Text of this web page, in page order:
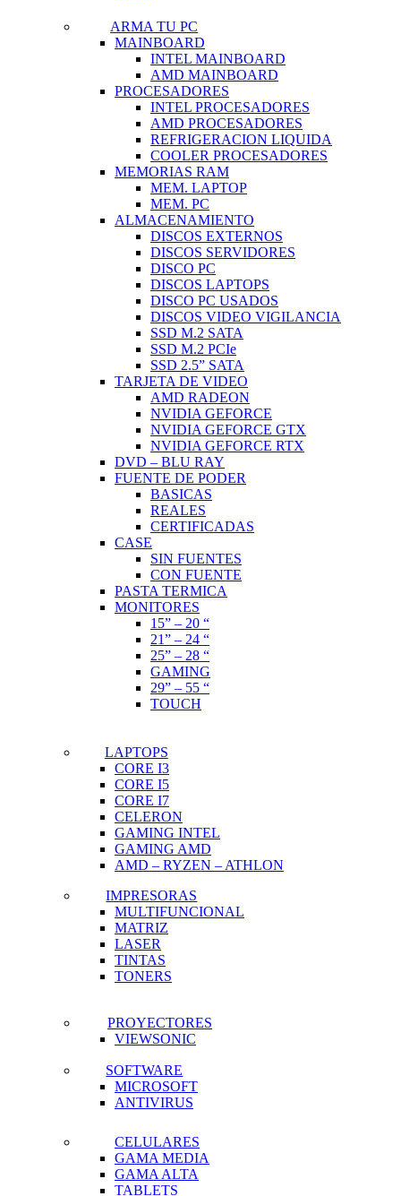
ARMA TU PC
MAINBOARD
INTEL MAINBOARD
AMD MAINBOARD
PROCESADORES
INTEL PROCESADORES
AMD PROCESADORES
REFRIGERACION LIQUIDA
COOLER PROCESADORES
MEMORIAS RAM
MEM. LAPTOP
MEM. PC
ALMACENAMIENTO
DISCOS EXTERNOS
DISCOS SERVIDORES
DISCO PC
DISCOS LAPTOPS
DISCO PC USADOS
DISCOS VIDEO VIGILANCIA
SSD M.2 SATA
SSD M.2 PCIe
SSD 2.5” SATA
TARJETA DE VIDEO
AMD RADEON
NVIDIA GEFORCE
NVIDIA GEFORCE GTX
NVIDIA GEFORCE RTX
DVD – BLU RAY
FUENTE DE PODER
BASICAS
REALES
CERTIFICADAS
CASE
SIN FUENTES
CON FUENTE
PASTA TERMICA
MONITORES
15” – 20 “
21” – 24 “
25” – 28 “
GAMING
29” – 55 “
TOUCH
LAPTOPS
CORE I3
CORE I5
CORE I7
CELERON
GAMING INTEL
GAMING AMD
AMD – RYZEN – ATHLON
IMPRESORAS
MULTIFUNCIONAL
MATRIZ
LASER
TINTAS
TONERS
PROYECTORES
VIEWSONIC
SOFTWARE
MICROSOFT
ANTIVIRUS
CELULARES
GAMA MEDIA
GAMA ALTA
TABLETS